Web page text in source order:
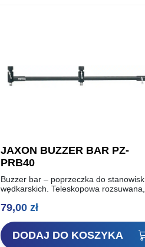
JAXON BUZZER BAR PZ-
PRB40
Buzzer bar – poprzeczka do stanowisk
wędkarskich. Teleskopowa rozsuwana,
79,00 zł
DODAJ DO KOSZYKA